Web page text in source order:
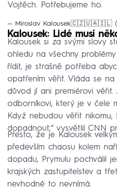
Vojtěch. Potřebujeme ho.
— Miroslav Kalousek🇨🇿🇺🇦🇮🇱
Kalousek: Lidé musí
Kalousek si za svými slovy
ohledu na všechny
řídit, je strašně potřeba
opatřením věřit. Vláda se
důvod jí ani premiérovi
odborníkovi, který je v čele
Když nebudou věřit
dopadnout,“ vysvětlil CNN
Přesto, že je Kalousek
především chaosu kolem
dopadu, Prymulu pochválil
krajských zastupitelstev a
nevhodné to nevnímá.